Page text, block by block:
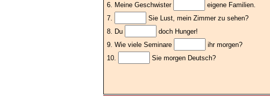
6. Meine Geschwister
eigene Familien.
7.
Sie Lust, mein Zimmer zu sehen?
8. Du
doch Hunger!
9. Wie viele Seminare
ihr morgen?
10.
Sie morgen Deutsch?